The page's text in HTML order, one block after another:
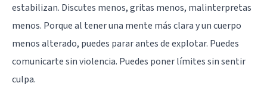
estabilizan. Discutes menos, gritas menos, malinterpretas
menos. Porque al tener una mente más clara y un cuerpo
menos alterado, puedes parar antes de explotar. Puedes
comunicarte sin violencia. Puedes poner límites sin sentir
culpa.